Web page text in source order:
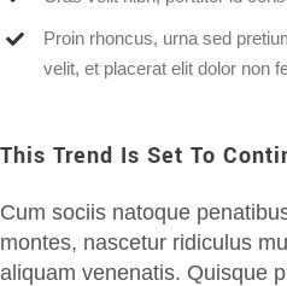
Proin rhoncus, urna sed
velit, et placerat elit dolor non
This Trend Is Set To
Cum sociis natoque
montes, nascetur ridiculus
aliquam venenatis. Quisque